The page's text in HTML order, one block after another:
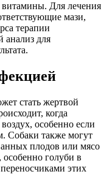
витамины. Для лечения
мази,
терапии
анализ для
стать жертвой
когда
особенно если
Собаки также могут
плодов или мясо
голуби в
этих